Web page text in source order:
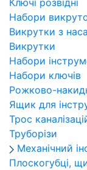
Набори
Викрутки з
Викрутки
Набори
Набори ключів
Рожково-
Ящик для
Трос
Труборізи
Механічний
Плоскогубці,